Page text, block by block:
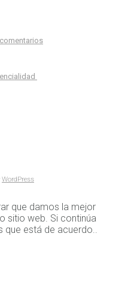
WordPress
que damos la mejor
sitio web. Si continúa
que está de acuerdo..